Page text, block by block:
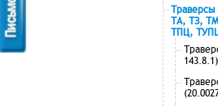
Траверсы
ТА, ТЗ,
ТПЦ,